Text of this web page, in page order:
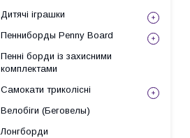
Дитячі іграшки
Пенниборды Penny Board
Пенні борди із захисними
комплектами
Самокати триколісні
Велобіги (Беговелы)
Лонгборди